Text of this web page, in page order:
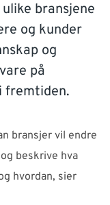
group.com
group.com
Deutschland
Nederland
bransjene
og kunder
og
på
fremtiden.
bransjer vil endre
beskrive hva
hvordan, sier